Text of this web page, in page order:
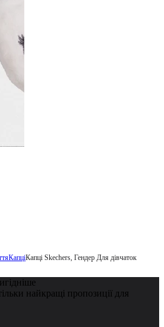
КапціКапці Skechers, Гендер Для дівчаток
найкращі пропозиції для